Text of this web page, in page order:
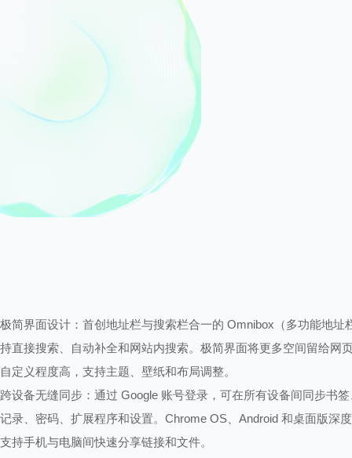
极简界面设计：首创地址栏与搜索栏合一的 Omnibox（多功能地址
持直接搜索、自动补全和网站内搜索。极简界面将更多空间留给网
自定义程度高，支持主题、壁纸和布局调整。
跨设备无缝同步：通过 Google 账号登录，可在所有设备间同步书
记录、密码、扩展程序和设置。Chrome OS、Android 和桌面版深
支持手机与电脑间快速分享链接和文件。